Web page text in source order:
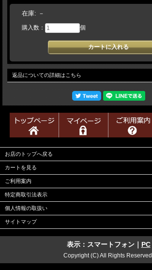
在庫: －
購入数： 個
返品についての詳細はこちら
お店のトップへ戻る
カートを見る
ご利用案内
特定商取引法表示
個人情報の取扱い
サイトマップ
表示：スマートフォン｜ PC
Copyright (C) All Rights Reserved.